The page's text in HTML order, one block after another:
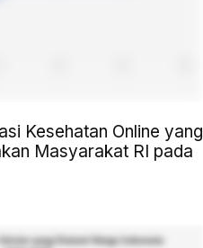
Kesehatan Online yang
Masyarakat RI pada